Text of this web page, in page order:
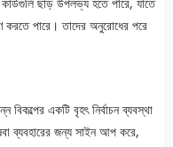
পারে। তাদের অনুরোধের পরে
বিকল্পের একটি বৃহৎ নির্বাচন ব্যবস্থা
ব্যবহারের জন্য সাইন আপ করে,